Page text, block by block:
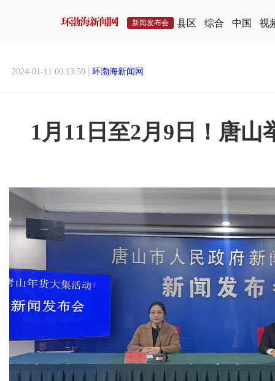
新闻发布会 县区 综合 中国 视
2024-01-11 00:13:50 | 环渤海新闻网
1月11日至2月9日！唐山